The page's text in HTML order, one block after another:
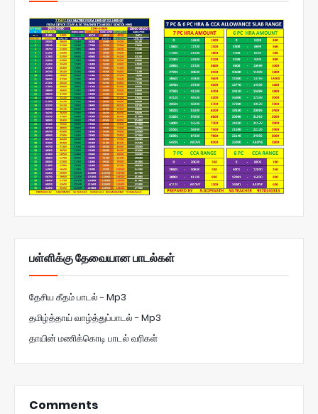
பள்ளிக்கு தேவையான பாடல்கள்
தேசிய கீதம் பாடல் - Mp3
தமிழ்த்தாய் வாழ்த்துப்பாடல் - Mp3
தாயின் மணிக்கொடி பாடல் வரிகள்
Comments